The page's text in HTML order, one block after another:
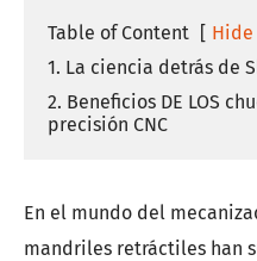
Table of Content [ Hide
1. La ciencia detrás de
2. Beneficios DE LOS
precisión CNC
En el mundo del
mandriles retráctiles han